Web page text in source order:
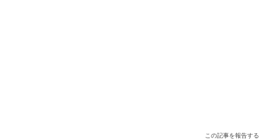
この記事を報告する